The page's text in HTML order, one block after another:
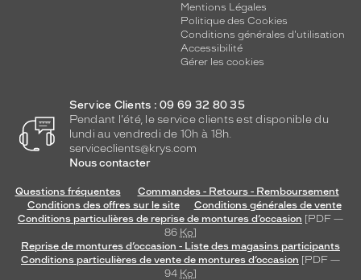
Mentions Légales
Politique des Cookies
Conditions générales d'utilisation
Accessibilité
Gérer les cookies
Service Clients : 09 69 32 80 35
Pendant l'été, le service clients est disponible du
lundi au vendredi de 10h à 18h.
serviceclients@krys.com
Nous contacter
Questions fréquentes
Commandes - Retours - Remboursement
Conditions des offres sur le site
Conditions générales de vente
Conditions particulières de reprise de montures d’occasion [PDF —
86 Ko]
Reprise de montures d’occasion - Liste des magasins participants
Conditions particulières de vente de montures d’occasion [PDF —
94 Ko]